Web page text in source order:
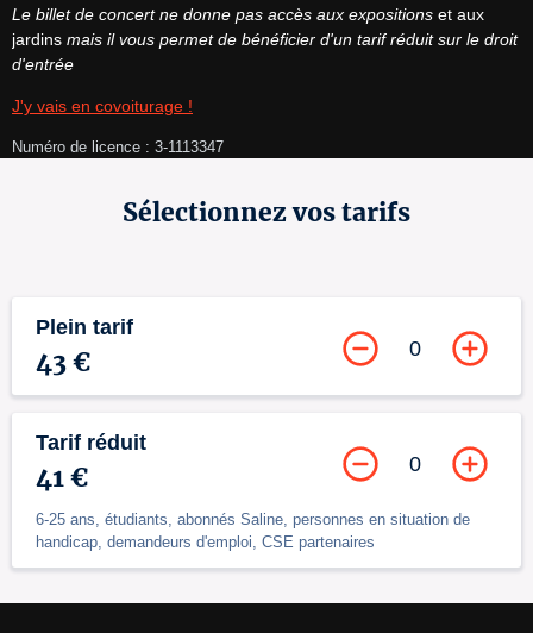
Le billet de concert ne donne pas accès aux expositions et aux
jardins mais il vous permet de bénéficier d'un tarif réduit sur le droit
d'entrée
J'y vais en covoiturage !
Numéro de licence : 3-1113347
Sélectionnez vos tarifs
Plein tarif
43 € 0
Tarif réduit
41 €
6-25 ans, étudiants, abonnés Saline, personnes en situation de
handicap, demandeurs d'emploi, CSE partenaires
0